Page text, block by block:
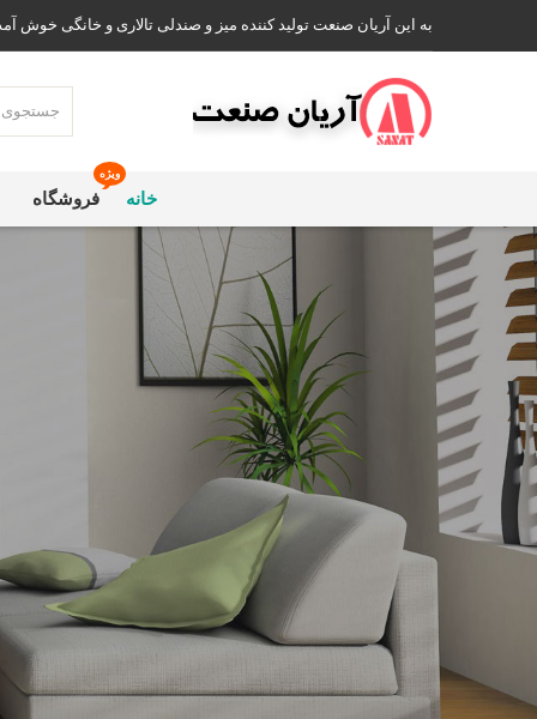
به این آریان صنعت تولید کننده میز و صندلی تالاری و خانگی خوش
خانه فروشگاه
ویژه